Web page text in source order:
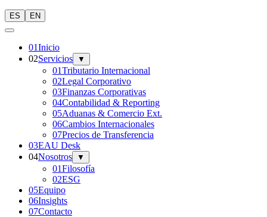
ES EN
01Inicio
02Servicios ▼
01Tributario Internacional
02Legal Corporativo
03Finanzas Corporativas
04Contabilidad & Reporting
05Aduanas & Comercio Ext.
06Cambios Internacionales
07Precios de Transferencia
03EAU Desk
04Nosotros ▼
01Filosofía
02ESG
05Equipo
06Insights
07Contacto